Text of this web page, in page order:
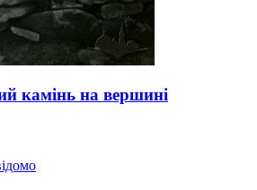
камінь на вершині